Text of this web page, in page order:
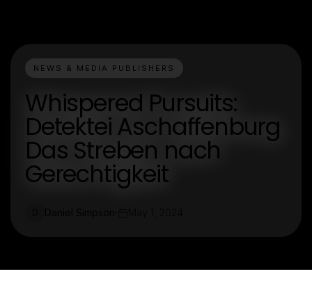
NEWS & MEDIA PUBLISHERS
Whispered Pursuits:
Detektei Aschaffenburg
Das Streben nach
Gerechtigkeit